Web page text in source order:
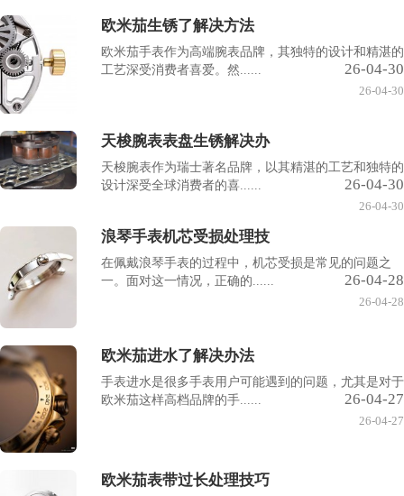
欧米茄生锈了解决方法
欧米茄手表作为高端腕表品牌，其独特的设计和精湛的
工艺深受消费者喜爱。然......
26-04-30
26-04-30
天梭腕表表盘生锈解决办
天梭腕表作为瑞士著名品牌，以其精湛的工艺和独特的
设计深受全球消费者的喜......
26-04-30
26-04-30
浪琴手表机芯受损处理技
在佩戴浪琴手表的过程中，机芯受损是常见的问题之
一。面对这一情况，正确的......
26-04-28
26-04-28
欧米茄进水了解决办法
手表进水是很多手表用户可能遇到的问题，尤其是对于
欧米茄这样高档品牌的手......
26-04-27
26-04-27
欧米茄表带过长处理技巧